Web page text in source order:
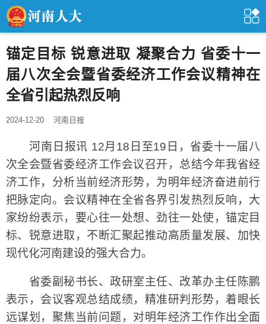
锚定目标 锐意进取 凝聚合力 省委十一
届八次全会暨省委经济工作会议精神在
全省引起热烈反响
2024-12-20 河南日报
河南日报讯 12月18日至19日，省委十一届八
次全会暨省委经济工作会议召开，总结今年我省经
济工作，分析当前经济形势，为明年经济奋进前行
把脉定向。会议精神在全省各界引发热烈反响，大
家纷纷表示，要心往一处想、劲往一处使，锚定目
标、锐意进取，不断汇聚起推动高质量发展、加快
现代化河南建设的强大合力。
省委副秘书长、政研室主任、改革办主任陈鹏
表示，会议客观总结成绩，精准研判形势，着眼长
远谋划，聚焦当前问题，对明年经济工作作出全面